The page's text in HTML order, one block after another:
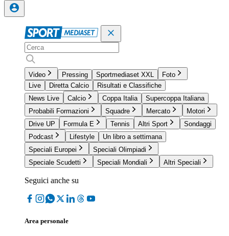
Video Pressing Sportmediaset XXL
Foto
Live
Diretta Calcio
Risultati e Classifiche
News Live
Calcio Coppa Italia
Supercoppa Italiana
Probabili Formazioni
Squadre Mercato
Motori
Drive UP
Formula E Tennis Altri Sport
Sondaggi
Podcast
Lifestyle
Un libro a settimana
Speciali Europei
Speciali Olimpiadi
Speciale Scudetti
Speciali Mondiali Altri Speciali
Seguici anche su
Area personale